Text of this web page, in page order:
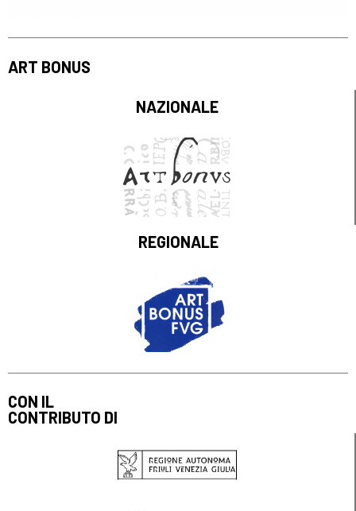
ART BONUS
NAZIONALE
REGIONALE
CON IL
CONTRIBUTO DI